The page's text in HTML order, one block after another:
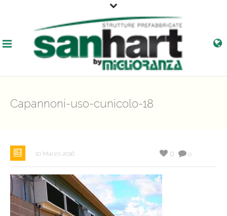
Capannoni-uso-cunicolo-18
10 Marzo 2016 0
0